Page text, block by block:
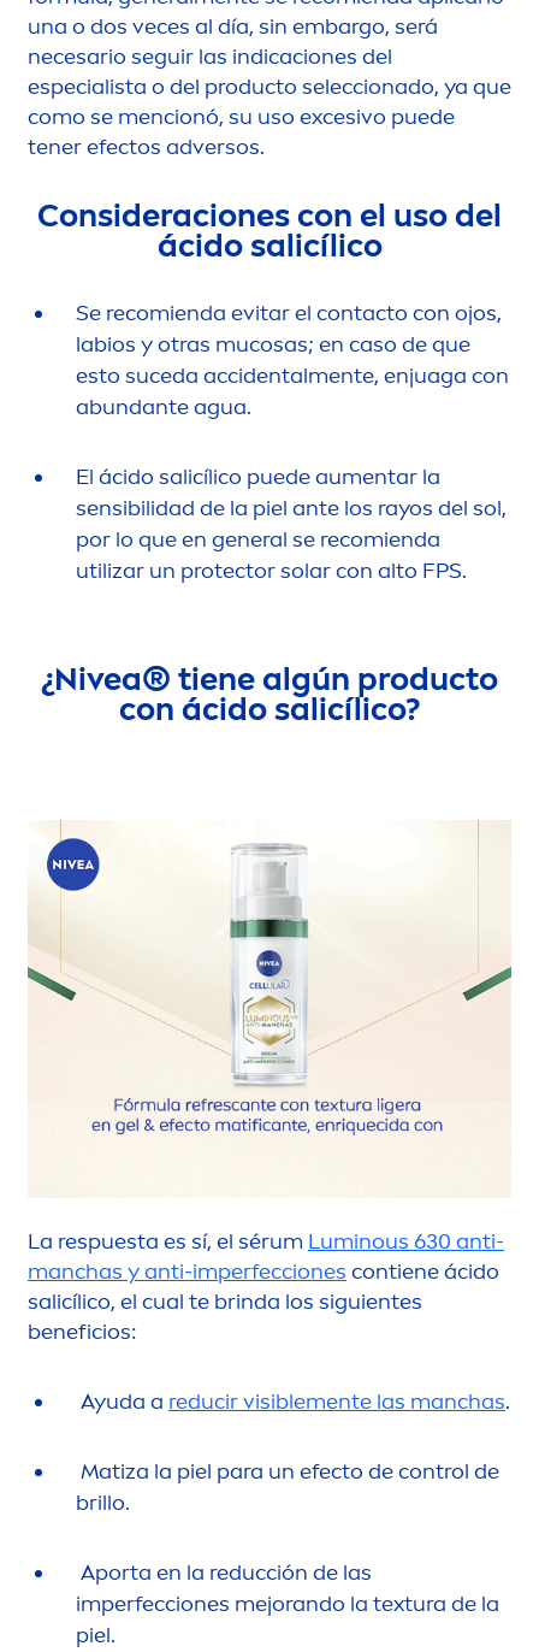
una o dos veces al día, sin embargo, será
necesario seguir las indicaciones del
especialista o del producto seleccionado, ya que
como se mencionó, su uso excesivo puede
tener efectos adversos.
Consideraciones con el uso del
ácido salicílico
Se recomienda evitar el contacto con ojos,
labios y otras mucosas; en caso de que
esto suceda accidentalmente, enjuaga con
abundante agua.
El ácido salicílico puede aumentar la
sensibilidad de la piel ante los rayos del sol,
por lo que en general se recomienda
utilizar un protector solar con alto FPS.
¿Nivea® tiene algún producto
con ácido salicílico?
La respuesta es sí, el sérum Luminous 630 anti-
manchas y anti-imperfecciones contiene ácido
salicílico, el cual te brinda los siguientes
beneficios:
Ayuda a reducir visiblemente las manchas.
Matiza la piel para un efecto de control de
brillo.
Aporta en la reducción de las
imperfecciones mejorando la textura de la
piel.